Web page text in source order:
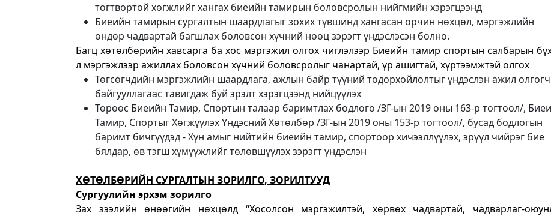
тогтвортой хөгжлийг хангах биеийн тамирын боловсролын нийгмийн хэрэгцээнд
Биеийн тамирын сургалтын шаардлагыг зохих түвшинд хангасан орчин нөхцөл, мэргэжлийн
өндөр чадвартай багшлах боловсон хүчний нөөц зэрэгт үндэслэсэн болно.
Багц хөтөлбөрийн хавсарга ба хос мэргэжил олгох чиглэлээр Биеийн тамир спортын салбарын
л мэргэжлээр ажиллах боловсон хүчний боловсролыг чанартай, үр ашигтай, хүртээмжтэй олгох
Төгсөгчдийн мэргэжлийн шаардлага, ажлын байр түүний тодорхойлолтыг үндэслэн ажил олгогч
байгууллагаас тавигдаж буй эрэлт хэрэгцээнд нийцүүлэх
Төрөөс Биеийн Тамир, Спортын талаар баримтлах бодлого /ЗГ-ын 2019 оны 163-р тогтоол/,
Тамир, Спортыг Хөгжүүлэх Үндэсний Хөтөлбөр /ЗГ-ын 2019 оны 153-р тогтоол/, бусад бодлогын
баримт бичгүүдэд - Хүн амыг нийтийн биеийн тамир, спортоор хичээллүүлэх, эрүүл чийрэг бие
бялдар, өв тэгш хүмүүжлийг төлөвшүүлэх зэрэгт үндэслэн
ХӨТӨЛБӨРИЙН СУРГАЛТЫН ЗОРИЛГО, ЗОРИЛТУУД
Сургуулийн эрхэм зорилго
Зах зээлийн өнөөгийн нөхцөлд “Хосолсон мэргэжилтэй, хөрвөх чадвартай, чадварлаг-